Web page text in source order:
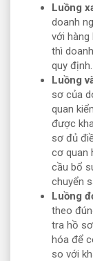
Luồng
doanh
với hàng
thì
quy định.
Luồng
sơ của
quan
được
sơ đủ
cơ quan
cầu bổ
chuyển
Luồng
theo
tra hồ
hóa để
so với